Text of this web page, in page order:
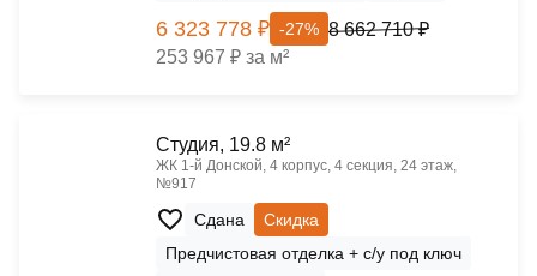
6 323 778 ₽ -27% 8 662 710 ₽
253 967 ₽ за м²
Cтудия, 19.8 м²
ЖК 1‑й Донской, 4 корпус, 4 секция, 24 этаж,
№917
Сдана
Скидка
Предчистовая отделка + с/у под ключ